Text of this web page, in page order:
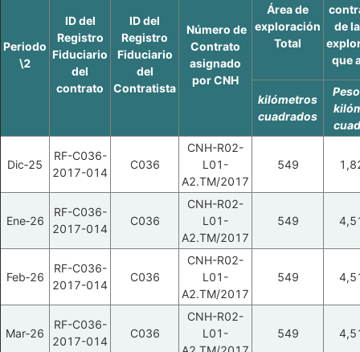
Periodo
\2
ID del
Registro
Fiduciario
del
contrato
ID del
Registro
Fiduciario
del
Contratista
Número de
Contrato
asignado
por CNH
Área de
exploración
Total
de
que
kilómetros
cuadrados
Dic‑25
RF-C036-
2017-014
C036
CNH-R02-
L01-
A2.TM/2017
549
Ene‑26
RF-C036-
2017-014
C036
CNH-R02-
L01-
A2.TM/2017
549
Feb‑26
RF-C036-
2017-014
C036
CNH-R02-
L01-
A2.TM/2017
549
Mar‑26
RF-C036-
2017-014
C036
CNH-R02-
L01-
549